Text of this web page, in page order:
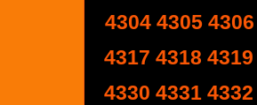
4304 4305 4306
4317 4318 4319
4330 4331 4332